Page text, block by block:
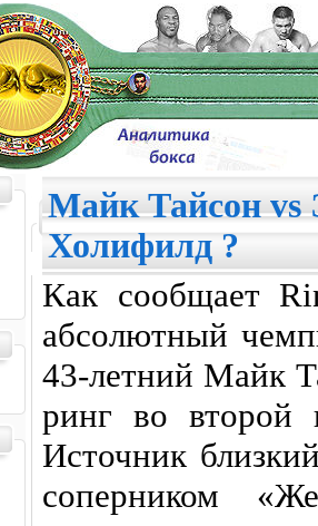
Майк Тайсон vs
Холифилд ?
Как сообщает
абсолютный
43-летний Майк
ринг во второй
Источник
соперником